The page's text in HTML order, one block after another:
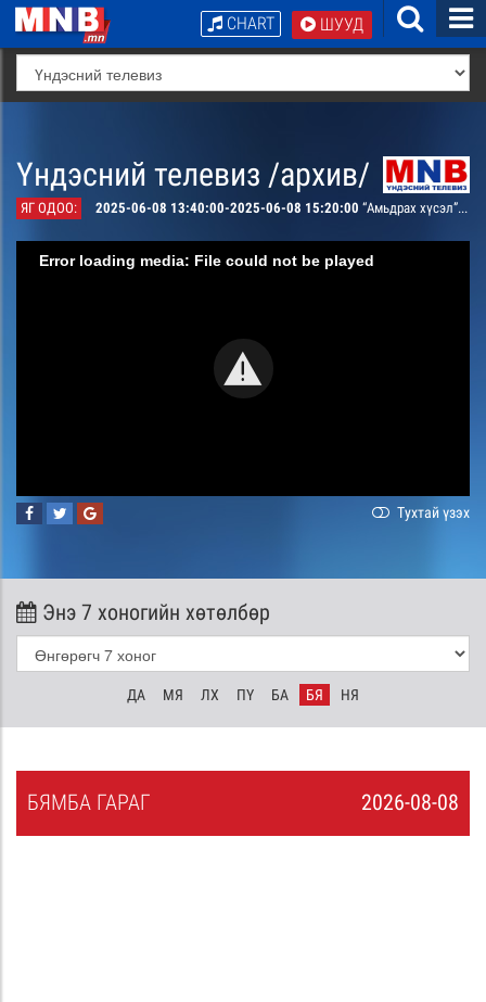
ШУУД
CHART
Үндэсний телевиз /архив/
ЯГ ОДОО: 2025-06-08 13:40:00-2025-06-08 15:20:00 “Амьдрах хүсэл” Бразил олон ангит кино 19.20-р анги
Error loading media: File could not be played
Тухтай үзэх
Энэ 7 хоногийн хөтөлбөр
ДА МЯ ЛХ ПҮ БА БЯ НЯ
2026-08-08
БЯМБА ГАРАГ